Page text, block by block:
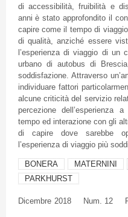
di accessibilità, fruibilità e
anni è stato approfondito il
capire come il tempo di
di qualità, anziché essere
l’esperienza di viaggio di un
urbano di autobus di
soddisfazione. Attraverso
individuare fattori
alcune criticità del servizio
percezione dell’esperienza
tempo ed interazione con gli
di capire dove sarebbe
l’esperienza di viaggio più
BONERA MATERNINI
PARKHURST
Dicembre 2018 Num. 12